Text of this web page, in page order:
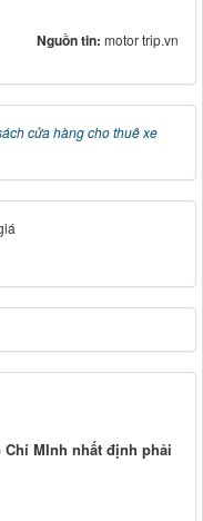
Nguồn tin: motor trip.vn
cửa hàng cho thuê xe
Chí MInh nhất định phải